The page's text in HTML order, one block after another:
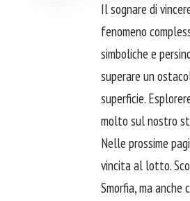
Il sognare di
fenomeno
simboliche e
superare un
superficie.
molto sul nostro
Nelle prossime
vincita al lotto.
Smorfia, ma